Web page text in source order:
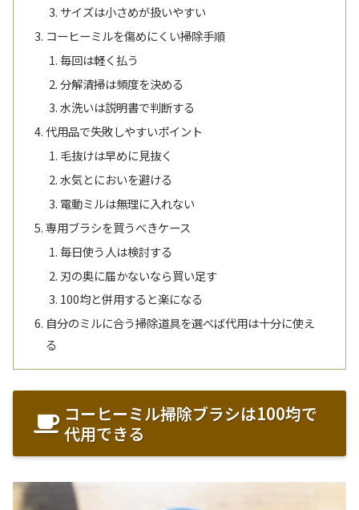
サイズは小さめが扱いやすい
コーヒーミルを傷めにくい掃除手順
毎回は軽く払う
分解清掃は頻度を決める
水洗いは説明書で判断する
代用品で失敗しやすいポイント
毛抜けは早めに見抜く
水気とにおいを避ける
電動ミルは無理に入れない
専用ブラシを買うべきケース
毎日使う人は検討する
刃の奥に届かないなら買い足す
100均と併用すると楽になる
自分のミルに合う掃除道具を選べば代用は十分に使え
る
コーヒーミル掃除ブラシは100均で
代用できる